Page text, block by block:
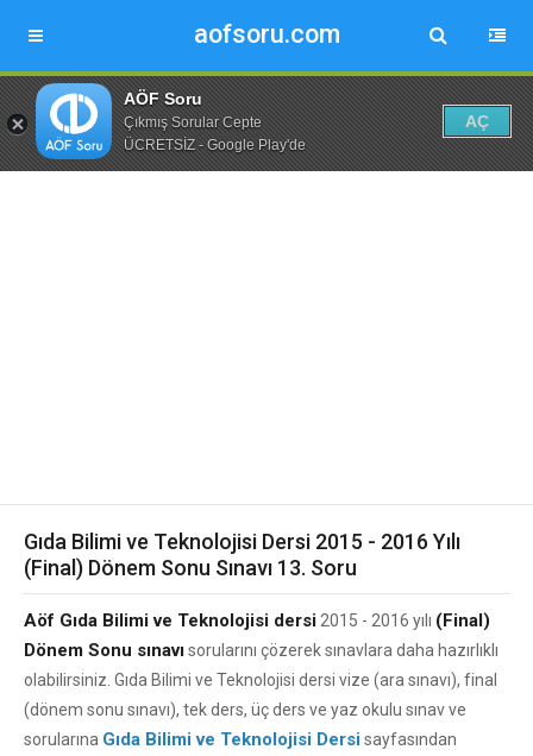
aofsoru.com
AÖF Soru
Çıkmış Sorular Cepte
ÜCRETSİZ - Google Play'de
AÇ
Gıda Bilimi ve Teknolojisi Dersi 2015 - 2016 Yılı
(Final) Dönem Sonu Sınavı 13. Soru
Aöf Gıda Bilimi ve Teknolojisi dersi 2015 - 2016 yılı (Final)
Dönem Sonu sınavısorularını çözerek sınavlara daha hazırlıklı
olabilirsiniz. Gıda Bilimi ve Teknolojisi dersi vize (ara sınavı), final
(dönem sonu sınavı), tek ders, üç ders ve yaz okulu sınav ve
sorularına Gıda Bilimi ve Teknolojisi Dersisayfasından